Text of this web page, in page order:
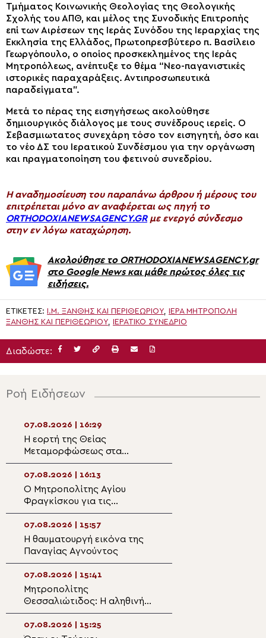
Τμήματος Κοινωνικής Θεολογίας της Θεολογικής
Σχολής του ΑΠΘ, και μέλος της Συνοδικής Επιτροπής
επί των Αιρέσεων της Ιεράς Συνόδου της Ιεραρχίας της
Εκκλησία της Ελλάδος, Πρωτοπρεσβύτερο π. Βασίλειο
Γεωργόπουλο, ο οποίος προσκεκλημένος της Ιεράς
Μητροπόλεως, ανέπτυξε το θέμα “Νεο-παγανιστικές
ιστορικές παραχαράξεις. Αντιπροσωπευτικά
παραδείγματα”.
Μετά το πέρας της εισηγήσεως ακολούθησε
δημιουργικός διάλογος με τους συνέδρους ιερείς. Ο
Σεβασμιωτατος συνεχάρη τόσο τον εισηγητή, όσο και
το νέο ΔΣ του Ιερατικού Συνδέσμου για την οργάνωση
και πραγματοποίηση του φετινού συνεδρίου.
H αναδημοσίευση του παραπάνω άρθρου ή μέρους του
επιτρέπεται μόνο αν αναφέρεται ως πηγή το
ORTHODOXIANEWSAGENCY.GRμε ενεργό σύνδεσμο
στην εν λόγω καταχώρηση.
Ακολούθησε το ORTHODOXIANEWSAGENCY.gr
στο Google News και μάθε πρώτος όλες τις
ειδήσεις.
ΕΤΙΚΈΤΕΣ: Ι.Μ. ΞΆΝΘΗΣ ΚΑΙ ΠΕΡΙΘΕΩΡΊΟΥ ΙΕΡΆ ΜΗΤΡΌΠΟΛΗ
ΞΆΝΘΗΣ ΚΑΙ ΠΕΡΙΘΕΩΡΊΟΥ ΙΕΡΑΤΙΚΌ ΣΥΝΈΔΡΙΟ
Διαδώστε:
Ροή Ειδήσεων
07.08.2026 | 16:29
Η εορτή της Θείας
Μεταμορφώσεως στα
Ιωάννινα
07.08.2026 | 16:13
Ο Μητροπολίτης Αγίου
Φραγκίσκου για τις
πυρκαγιές στο Σποκέιν και
την κοινότητα της Αγίας
Τριάδος
07.08.2026 | 15:57
Η θαυματουργή εικόνα της
Παναγίας Αγνούντος
07.08.2026 | 15:41
Μητροπολίτης
Θεσσαλιώτιδος: Η αληθινή
Μεταμόρφωση αρχίζει όταν
αλλάζει η καρδιά
07.08.2026 | 15:25